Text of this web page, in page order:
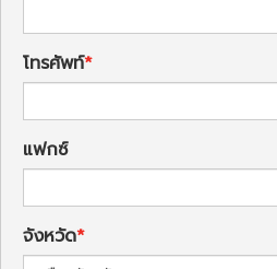
โทรศัพท์
แฟกซ์
จังหวัด